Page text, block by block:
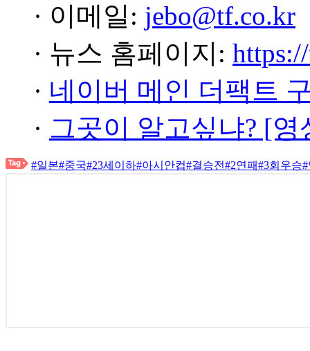
· 이메일: jebo@tf.co.kr
· 뉴스 홈페이지:
· 네이버 메인 더팩트
· 그곳이 알고싶냐? [
#일본#중국#23세이하#아시안컵#결승전#2연패#3회우승